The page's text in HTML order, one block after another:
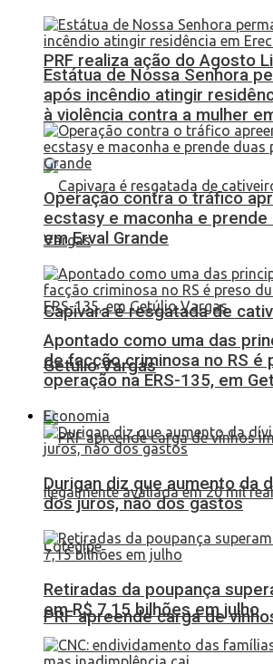
PRF realiza ação do Agosto
à violência contra a mulher
Capivara é resgatada de
Getúlio Vargas
PRF apreende carga de
Estátua de Nossa Senhora
após incêndio atingir
Operação contra o tráfico
ecstasy e maconha e
em Erval Grande
Apontado como uma das
de facção criminosa no RS é
operação na ERS-135, em
Economia
Durigan diz que aumento da
dos juros, não dos gastos
Retiradas da poupança
em R$ 7,15 bilhões em julho